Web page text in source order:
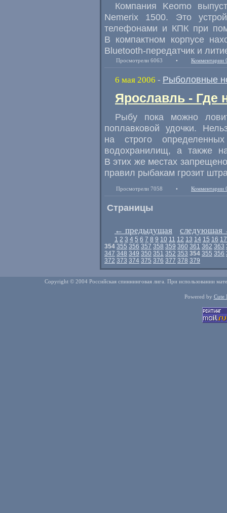
Компания Keomo
Nemerix 1500. Это
телефонами и КПК при
В компактном корпусе
Bluetooth-передатчик и
Просмотрели 6063 • Комментарии
6 мая 2006 - Рыболовные
Ярославль - Где
Рыбу пока можно
поплавковой удочки.
на строго
водохранилищ, а также
В этих же местах
правил рыбакам грозит
Просмотрели 7058 • Комментарии
Страницы
← предыдущая следующая
1 2 3 4 5 6 7 8 9 10 11 12 13 14 15 16 17
354 355 356 357 358 359 360 361 362 363
347 348 349 350 351 352 353 354 355 356
372 373 374 375 376 377 378 379
Copyright © 2004 Российская спиннинговая лига. При использовании
Powered by Cute